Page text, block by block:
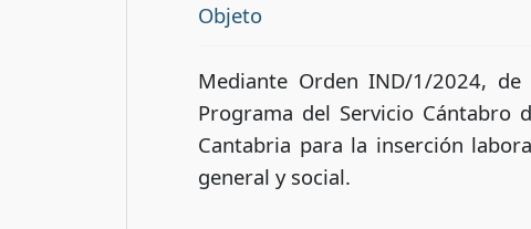
Objeto
Mediante Orden IND/1/2024,
Programa del Servicio Cántabro
Cantabria para la inserción
general y social.